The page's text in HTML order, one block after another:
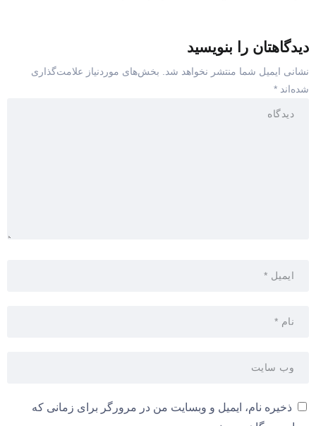
دیدگاهتان را بنویسید
نشانی ایمیل شما منتشر نخواهد شد.
بخش‌های موردنیاز علامت‌گذاری
شده‌اند *
ذخیره نام، ایمیل و وبسایت من در مرورگر برای زمانی که